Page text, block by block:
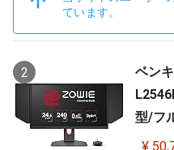
ています。
2
ベン
型/フ
さめ
¥